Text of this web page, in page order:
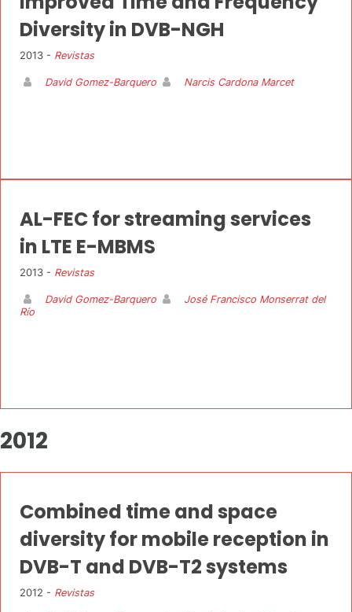
Diversity in DVB-NGH
2013 - Revistas
David Gomez-Barquero Narcis Cardona Marcet
AL-FEC for streaming services
in LTE E-MBMS
2013 - Revistas
David Gomez-Barquero
José Francisco Monserrat del
Río
2012
Combined time and space
diversity for mobile reception in
DVB-T and DVB-T2 systems
2012 - Revistas